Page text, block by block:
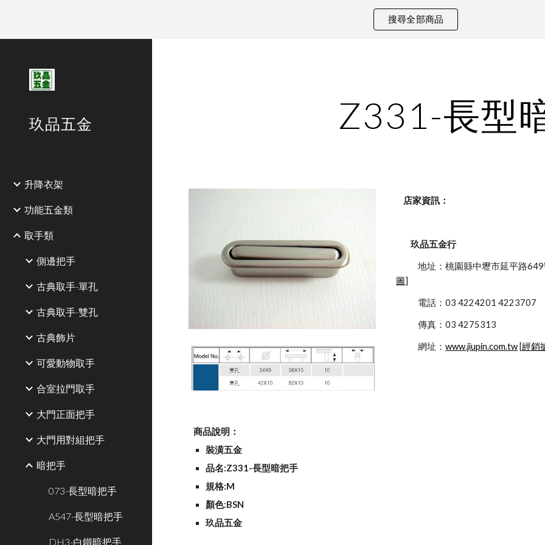
搜尋全部商品
玖品五金
升降衣架
功能五金類
取手類
側邊把手
古典取手-單孔
古典取手-雙孔
古典飾片
可愛動物取手
合室拉門取手
大門正面把手
大門用對組把手
暗把手
073-長型暗把手
A547-長型暗把手
DH3-白鐵暗把手
Z331-長型
    店家資訊：
玖品五金行
地址：桃園縣中壢市延平路
圖]
            電話：03 4224201 4223707
            傳真：03 4275313
            網址：
www.jiupin.com.tw [經銷
商品說明：
裝潢五金
品名:Z331-長型暗把手
規格:M
顏色:BSN
玖品五金